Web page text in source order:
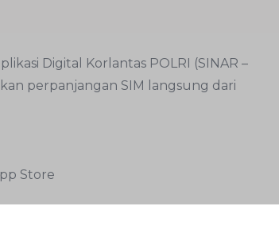
Digital Korlantas POLRI (SINAR –
perpanjangan SIM langsung dari
Store